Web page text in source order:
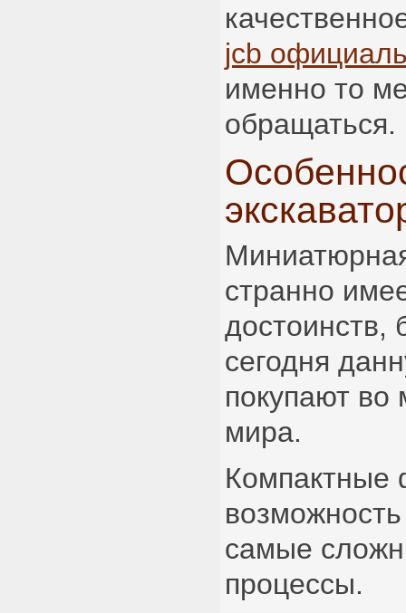
jcb
именно то
обращаться.
странно
достоинств,
сегодня
покупают во
мира.
самые
процессы.